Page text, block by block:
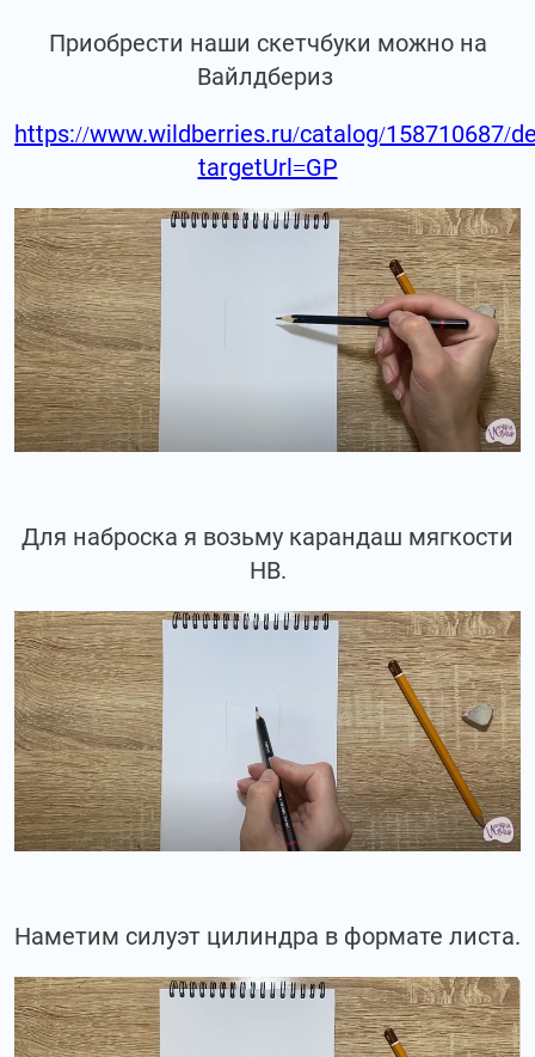
Приобрести наши скетчбуки можно на
Вайлдбериз
https://www.wildberries.ru/catalog/158710687/
targetUrl=GP
Для наброска я возьму карандаш мягкости
НВ.
Наметим силуэт цилиндра в формате листа.